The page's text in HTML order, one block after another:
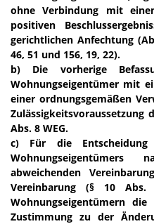
ohne Verbindung mit
positiven
gerichtlichen Anfechtung
46, 51 und 156, 19, 22).
b) Die vorherige
Wohnungseigentümer mit
einer ordnungsgemäßen
Zulässigkeitsvoraussetzung
Abs. 8 WEG.
c) Für die
abweichenden
Vereinbarung (§ 10
Wohnungseigentümern
Zustimmung zu der